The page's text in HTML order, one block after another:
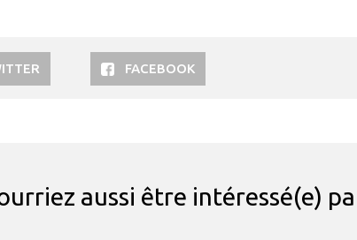
FACEBOOK
aussi être intéressé(e)